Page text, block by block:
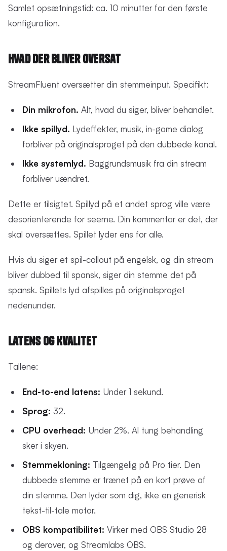
Samlet opsætningstid: ca. 10 minutter for den første
konfiguration.
Hvad Der Bliver Oversat
StreamFluent oversætter din stemmeinput. Specifikt:
Din mikrofon. Alt, hvad du siger, bliver behandlet.
Ikke spillyd. Lydeffekter, musik, in-game dialog
forbliver på originalsproget på den dubbede kanal.
Ikke systemlyd. Baggrundsmusik fra din stream
forbliver uændret.
Dette er tilsigtet. Spillyd på et andet sprog ville være
desorienterende for seerne. Din kommentar er det, der
skal oversættes. Spillet lyder ens for alle.
Hvis du siger et spil-callout på engelsk, og din stream
bliver dubbed til spansk, siger din stemme det på
spansk. Spillets lyd afspilles på originalsproget
nedenunder.
Latens og Kvalitet
Tallene:
End-to-end latens: Under 1 sekund.
Sprog: 32.
CPU overhead: Under 2%. Al tung behandling
sker i skyen.
Stemmekloning: Tilgængelig på Pro tier. Den
dubbede stemme er trænet på en kort prøve af
din stemme. Den lyder som dig, ikke en generisk
tekst-til-tale motor.
OBS kompatibilitet: Virker med OBS Studio 28
og derover, og Streamlabs OBS.